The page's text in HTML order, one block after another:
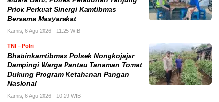
Priok Perkuat Sinergi Kamtibmas
Bersama Masyarakat
Kamis, 6 Agu 2026 - 11:25 WIB
TNI – Polri
Bhabinkamtibmas Polsek Nongkojajar
Dampingi Warga Pantau Tanaman Tomat
Dukung Program Ketahanan Pangan
Nasional
Kamis, 6 Agu 2026 - 10:29 WIB